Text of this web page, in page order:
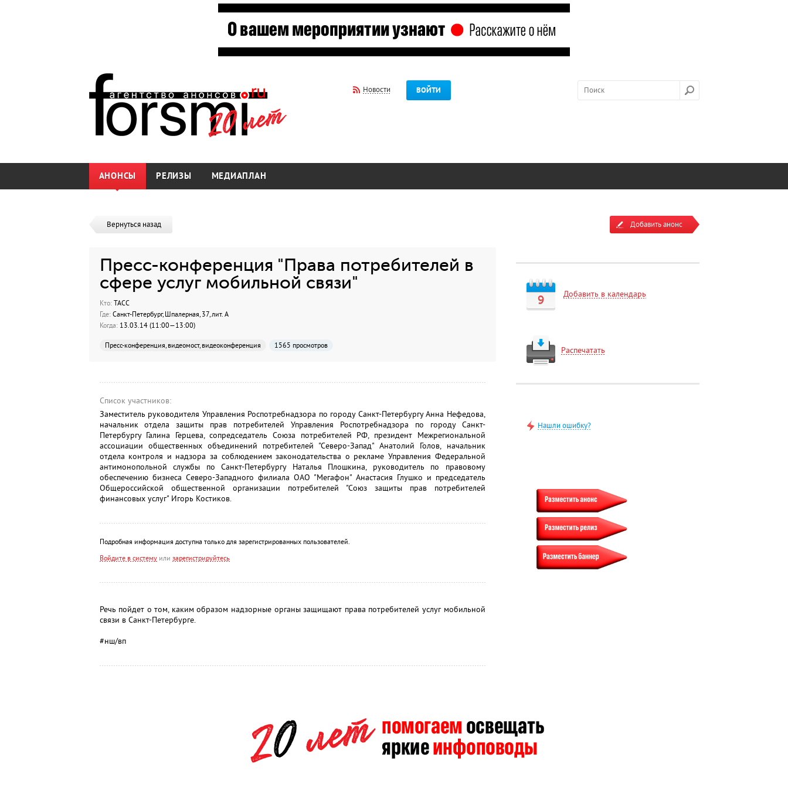
Новости ВОЙТИ
АНОНСЫ РЕЛИЗЫ МЕДИАПЛАН
Вернуться назад
Пресс-конференция "Права потребителей в
сфере услуг мобильной связи"
Кто:ТАСС
Где:Санкт-Петербург, Шпалерная, 37, лит. А
Когда:13.03.14 (11:00—13:00)
Пресс-конференция, видеомост, видеоконференция 1565 просмотров
Список участников:
Заместитель руководителя Управления Роспотребнадзора по городу Санкт-Петербургу Анна Нефедова,
начальник отдела защиты прав потребителей Управления Роспотребнадзора по городу Санкт-
Петербургу Галина Герцева, сопредседатель Союза потребителей РФ, президент Межрегиональной
ассоциации общественных объединений потребителей "Северо-Запад" Анатолий Голов, начальник
отдела контроля и надзора за соблюдением законодательства о рекламе Управления Федеральной
антимонопольной службы по Санкт-Петербургу Наталья Плошкина, руководитель по правовому
обеспечению бизнеса Северо-Западного филиала ОАО "Мегафон" Анастасия Глушко и председатель
Общероссийской общественной организации потребителей "Союз защиты прав потребителей
финансовых услуг" Игорь Костиков.
Подробная информация доступна только для зарегистрированных пользователей.
Войдите в системуили зарегистрируйтесь
Речь пойдет о том, каким образом надзорные органы защищают права потребителей услуг мобильной
связи в Санкт-Петербурге.
#нш/вп
Добавить анонс
9 Добавить в календарь
Распечатать
Нашли ошибку?